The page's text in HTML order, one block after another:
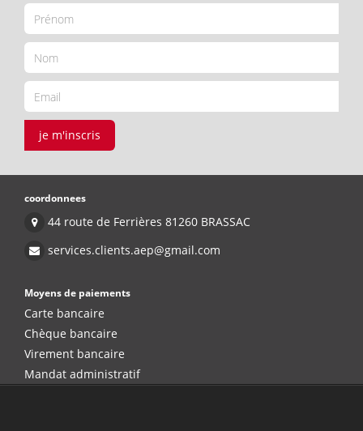
je m'inscris
coordonnees
44 route de Ferrières 81260 BRASSAC
services.clients.aep@gmail.com
Moyens de paiements
Carte bancaire
Chèque bancaire
Virement bancaire
Mandat administratif